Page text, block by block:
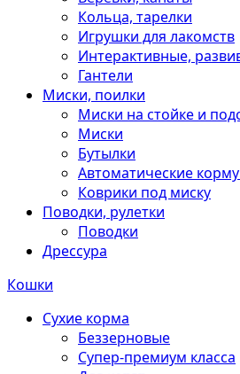
Кольца, тарелки
Игрушки для лакомств
Интерактивные,
Гантели
Миски, поилки
Миски на стойке и
Миски
Бутылки
Автоматические
Коврики под миску
Поводки, рулетки
Поводки
Дрессура
Кошки
Сухие корма
Беззерновые
Супер-премиум класса